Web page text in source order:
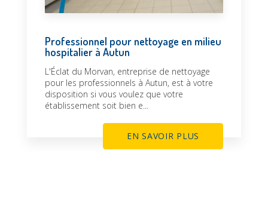
Professionnel pour nettoyage en milieu
hospitalier à Autun
L'Éclat du Morvan, entreprise de nettoyage
pour les professionnels à Autun, est à votre
disposition si vous voulez que votre
établissement soit bien e...
EN SAVOIR PLUS